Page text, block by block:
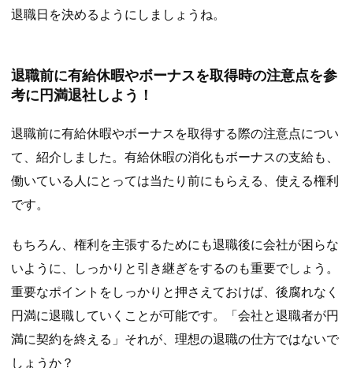
退職日を決めるようにしましょうね。
退職前に有給休暇やボーナスを取得時の注意点を参
考に円満退社しよう！
退職前に有給休暇やボーナスを取得する際の注意点につい
て、紹介しました。有給休暇の消化もボーナスの支給も、
働いている人にとっては当たり前にもらえる、使える権利
です。
もちろん、権利を主張するためにも退職後に会社が困らな
いように、しっかりと引き継ぎをするのも重要でしょう。
重要なポイントをしっかりと押さえておけば、後腐れなく
円満に退職していくことが可能です。「会社と退職者が円
満に契約を終える」それが、理想の退職の仕方ではないで
しょうか？